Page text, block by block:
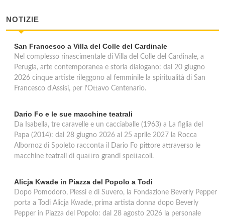
NOTIZIE
San Francesco a Villa del Colle del Cardinale
Nel complesso rinascimentale di Villa del Colle del Cardinale, a
Perugia, arte contemporanea e storia dialogano: dal 20 giugno
2026 cinque artiste rileggono al femminile la spiritualità di San
Francesco d'Assisi, per l'Ottavo Centenario.
Dario Fo e le sue macchine teatrali
Da Isabella, tre caravelle e un cacciaballe (1963) a La figlia del
Papa (2014): dal 28 giugno 2026 al 25 aprile 2027 la Rocca
Albornoz di Spoleto racconta il Dario Fo pittore attraverso le
macchine teatrali di quattro grandi spettacoli.
Alicja Kwade in Piazza del Popolo a Todi
Dopo Pomodoro, Plessi e di Suvero, la Fondazione Beverly Pepper
porta a Todi Alicja Kwade, prima artista donna dopo Beverly
Pepper in Piazza del Popolo: dal 28 agosto 2026 la personale